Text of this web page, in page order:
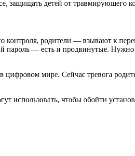
защищать детей от травмирующего
контроля, родители — взывают к
— есть и продвинутые. Нужно
мире. Сейчас тревога
использовать, чтобы обойти